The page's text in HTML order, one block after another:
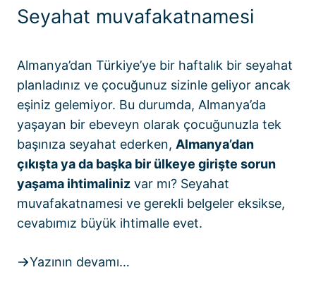
Seyahat muvafakatnamesi
Almanya’dan Türkiye’ye bir haftalık bir seyahat
planladınız ve çocuğunuz sizinle geliyor ancak
eşiniz gelemiyor. Bu durumda, Almanya’da
yaşayan bir ebeveyn olarak çocuğunuzla tek
başınıza seyahat ederken, Almanya’dan
çıkışta ya da başka bir ülkeye girişte sorun
yaşama ihtimaliniz var mı? Seyahat
muvafakatnamesi ve gerekli belgeler eksikse,
cevabımız büyük ihtimalle evet.
Yazının devamı…